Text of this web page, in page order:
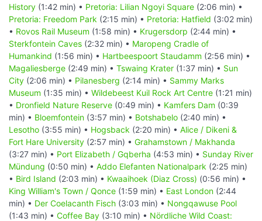
History (1:42 min) • Pretoria: Lilian Ngoyi Square (2:06 min) •
Pretoria: Freedom Park (2:15 min) • Pretoria: Hatfield (3:02 min)
• Rovos Rail Museum (1:58 min) • Krugersdorp (2:44 min) •
Sterkfontein Caves (2:32 min) • Maropeng Cradle of
Humankind (1:56 min) • Hartbeespoort Staudamm (2:56 min) •
Magaliesberge (2:49 min) • Tswaing Krater (1:37 min) • Sun
City (2:06 min) • Pilanesberg (2:14 min) • Sammy Marks
Museum (1:35 min) • Wildebeest Kuil Rock Art Centre (1:21 min)
• Dronfield Nature Reserve (0:49 min) • Kamfers Dam (0:39
min) • Bloemfontein (3:57 min) • Botshabelo (2:40 min) •
Lesotho (3:55 min) • Hogsback (2:20 min) • Alice / Dikeni &
Fort Hare University (2:57 min) • Grahamstown / Makhanda
(3:27 min) • Port Elizabeth / Gqberha (4:53 min) • Sunday River
Mündung (0:50 min) • Addo Elefanten Nationalpark (2:25 min)
• Bird Island (2:03 min) • Kwaaihoek (Diaz Cross) (0:56 min) •
King William's Town / Qonce (1:59 min) • East London (2:44
min) • Der Coelacanth Fisch (3:03 min) • Nongqawuse Pool
(1:43 min) • Coffee Bay (3:10 min) • Nördliche Wild Coast: